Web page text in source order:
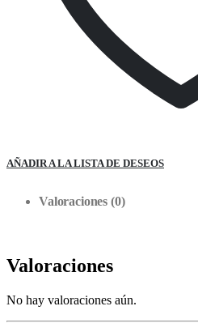
AÑADIR A LA LISTA DE DESEOS
Valoraciones (0)
Valoraciones
No hay valoraciones aún.